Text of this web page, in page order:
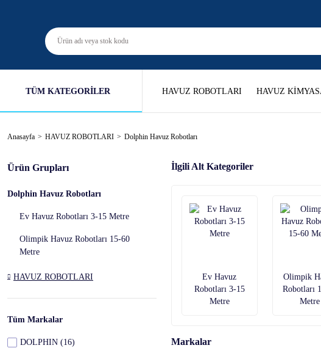
TÜM KATEGORİLER HAVUZ ROBOTLARI HAVUZ
Anasayfa HAVUZ ROBOTLARI Dolphin Havuz Robotları
Ürün Grupları
Dolphin Havuz Robotları
Ev Havuz Robotları 3-15 Metre
Olimpik Havuz Robotları 15-60
Metre
HAVUZ ROBOTLARI
Tüm Markalar
DOLPHIN (16)
İlgili Alt Kategoriler
Ev Havuz
Robotları 3-15
Metre
Olimpik
Robotları
Metre
Markalar